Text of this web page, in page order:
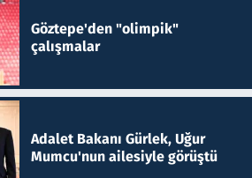
Göztepe'den "olimpik"
çalışmalar
Adalet Bakanı Gürlek, Uğur
Mumcu'nun ailesiyle görüştü